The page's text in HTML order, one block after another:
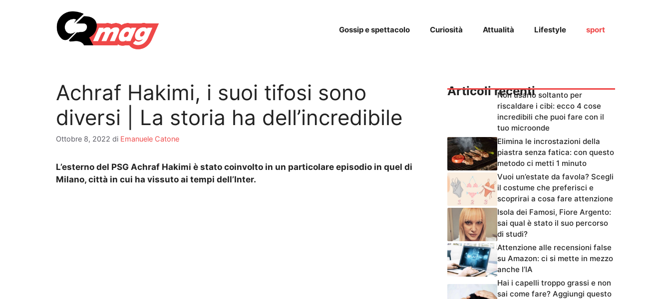
Gossip e spettacolo Curiosità Attualità Lifestyle sport
Achraf Hakimi, i suoi tifosi sono
diversi | La storia ha dell’incredibile
Ottobre 8, 2022 di Emanuele Catone
L’esterno del PSG Achraf Hakimi è stato coinvolto in un particolare episodio in quel di
Milano, città in cui ha vissuto ai tempi dell’Inter.
Articoli recentiNon usarlo soltanto per
riscaldare i cibi: ecco 4 cose
incredibili che puoi fare con il
tuo microonde
Elimina le incrostazioni della
piastra senza fatica: con questo
metodo ci metti 1 minuto
Vuoi un’estate da favola? Scegli
il costume che preferisci e
scoprirai a cosa fare attenzione
Isola dei Famosi, Fiore Argento:
sai qual è stato il suo percorso
di studi?
Attenzione alle recensioni false
su Amazon: ci si mette in mezzo
anche l’IA
Hai i capelli troppo grassi e non
sai come fare? Aggiungi questo